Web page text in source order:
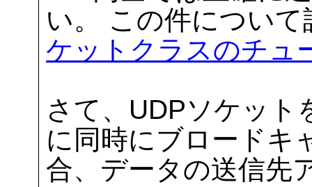
い。 この件につい
ケットクラスのチュ
さて、UDPソケット
に同時にブロードキ
合、データの送信先